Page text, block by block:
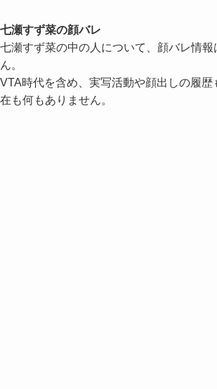
七瀬すず菜の顔バレ
七瀬すず菜の中の人について、顔バレ情
ん。
VTA時代を含め、実写活動や顔出しの履歴
在も何もありません。